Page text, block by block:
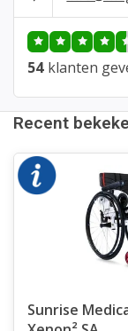
54 klanten
Recent
Sunrise